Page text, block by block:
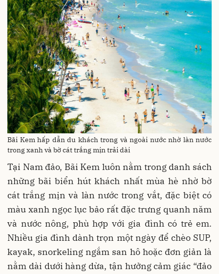
Bãi Kem hấp dẫn du khách trong và ngoài nước nhờ làn nước
trong xanh và bờ cát trắng mịn trải dài
Tại Nam đảo, Bãi Kem luôn nằm trong danh sách
những bãi biển hút khách nhất mùa hè nhờ bờ
cát trắng mịn và làn nước trong vắt, đặc biệt có
màu xanh ngọc lục bảo rất đặc trưng quanh năm
và nước nông, phù hợp với gia đình có trẻ em.
Nhiều gia đình dành trọn một ngày để chèo SUP,
kayak, snorkeling ngắm san hô hoặc đơn giản là
nằm dài dưới hàng dừa, tận hưởng cảm giác “đảo